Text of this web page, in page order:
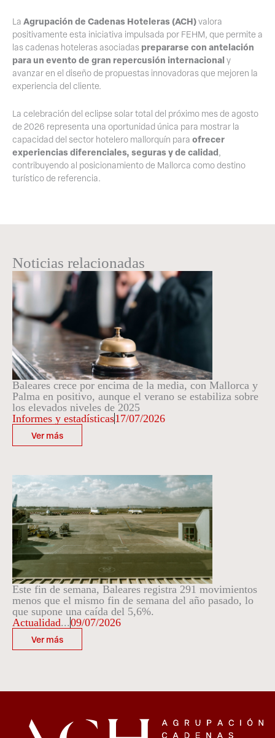
La Agrupación de Cadenas Hoteleras (ACH)valora
positivamente esta iniciativa impulsada por FEHM, que permite a
las cadenas hoteleras asociadas prepararse con antelación
para un evento de gran repercusión internacional y
avanzar en el diseño de propuestas innovadoras que mejoren la
experiencia del cliente.
La celebración del eclipse solar total del próximo mes de agosto
de 2026 representa una oportunidad única para mostrar la
capacidad del sector hotelero mallorquín para ofrecer
experiencias diferenciales, seguras y de calidad,
contribuyendo al posicionamiento de Mallorca como destino
turístico de referencia.
Noticias relacionadas
Baleares crece por encima de la media, con Mallorca y
Palma en positivo, aunque el verano se estabiliza sobre
los elevados niveles de 2025
Informes y estadísticas17/07/2026
Ver más
Este fin de semana, Baleares registra 291 movimientos
menos que el mismo fin de semana del año pasado, lo
que supone una caída del 5,6%.
Actualidad...09/07/2026
Ver más